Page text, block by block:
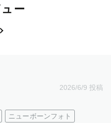
ー
2026/6/9 投稿
ニューボーンフォト